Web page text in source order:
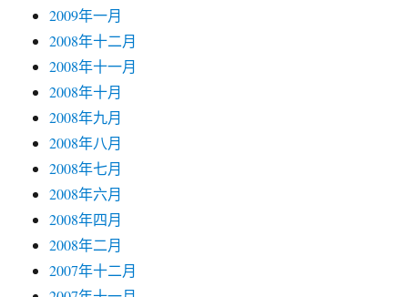
2009年一月
2008年十二月
2008年十一月
2008年十月
2008年九月
2008年八月
2008年七月
2008年六月
2008年四月
2008年二月
2007年十二月